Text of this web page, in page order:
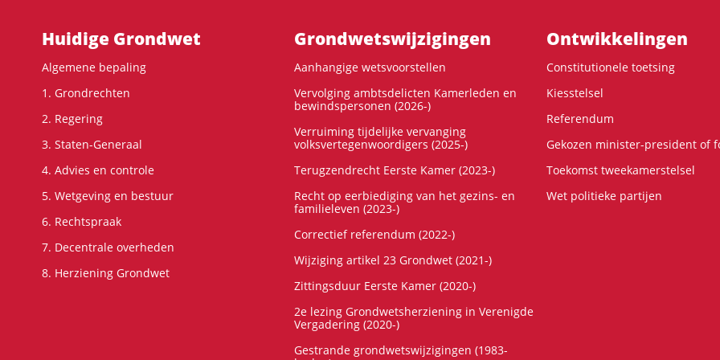
Hoofdnavigatie
Huidige Grondwet
Algemene bepaling
1. Grondrechten
2. Regering
3. Staten-Generaal
4. Advies en controle
5. Wetgeving en bestuur
6. Rechtspraak
7. Decentrale overheden
8. Herziening Grondwet
Grondwets­wijzigingen
Aanhangige wetsvoorstellen
Vervolging ambtsdelicten Kamerleden en
bewindspersonen (2026-)
Verruiming tijdelijke vervanging
volksvertegenwoordigers (2025-)
Terugzendrecht Eerste Kamer (2023-)
Recht op eerbiediging van het gezins- en
familieleven (2023-)
Correctief referendum (2022-)
Wijziging artikel 23 Grondwet (2021-)
Zittingsduur Eerste Kamer (2020-)
2e lezing Grondwetsherziening in Verenigde
Vergadering (2020-)
Gestrande grondwetswijzigingen (1983-
Ontwikke­lingen
Constitutionele toetsing
Kiesstelsel
Referendum
Gekozen minister-president of
Toekomst tweekamerstelsel
Wet politieke partijen